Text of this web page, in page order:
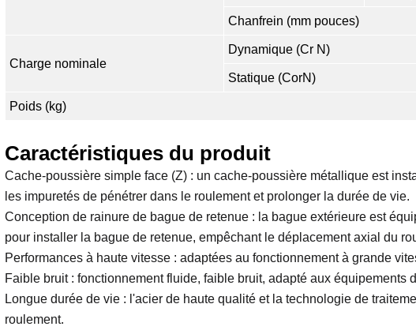
Chanfrein (mm pouces)
Charge nominale
Dynamique (Cr N)
Statique (CorN)
Poids (kg)
Caractéristiques du produit
Cache-poussière simple face (Z) : un cache-poussière métallique est
les impuretés de pénétrer dans le roulement et prolonger la durée de vie.
Conception de rainure de bague de retenue : la bague extérieure est
pour installer la bague de retenue, empêchant le déplacement axial du
Performances à haute vitesse : adaptées au fonctionnement à grande
Faible bruit : fonctionnement fluide, faible bruit, adapté aux équipements
Longue durée de vie : l'acier de haute qualité et la technologie de
roulement.